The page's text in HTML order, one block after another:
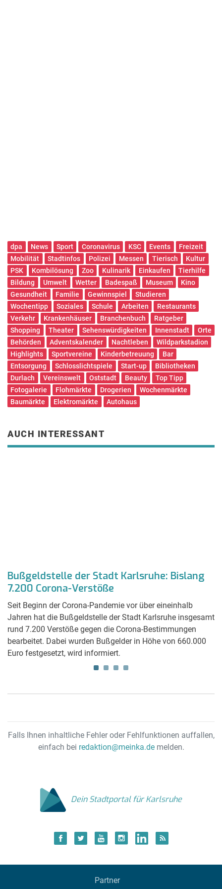
dpa News Sport Coronavirus KSC Events
Freizeit
Mobilität
Stadtinfos Polizei Messen Tierisch
Kultur
PSK
Kombilösung Zoo Kulinarik Einkaufen
Tierhilfe
Bildung
Umwelt Wetter Badespaß Museum
Kino
Gesundheit
Familie Gewinnspiel
Studieren
Wochentipp
Soziales Schule Arbeiten
Restaurants
Verkehr
Krankenhäuser Branchenbuch
Ratgeber
Shopping
Theater Sehenswürdigkeiten Innenstadt
Orte
Behörden
Adventskalender Nachtleben
Wildparkstadion
Highlights
Sportvereine Kinderbetreuung
Bar
Entsorgung
Schlosslichtspiele Start-up
Bibliotheken
Durlach
Vereinswelt Oststadt Beauty
Top Tipp
Fotogalerie
Flohmärkte Drogerien
Wochenmärkte
Baumärkte
Elektromärkte Autohaus
AUCH INTERESSANT
Bußgeldstelle der Stadt Karlsruhe: Bislang
7.200 Corona-Verstöße
Seit Beginn der Corona-Pandemie vor über eineinhalb
Jahren hat die Bußgeldstelle der Stadt Karlsruhe insgesamt
rund 7.200 Verstöße gegen die Corona-Bestimmungen
bearbeitet. Dabei wurden Bußgelder in Höhe von 660.000
Euro festgesetzt, wird informiert.
Falls Ihnen inhaltliche Fehler oder Fehlfunktionen auffallen,
einfach bei redaktion@meinka.demelden.
Dein Stadtportal für Karlsruhe
Partner